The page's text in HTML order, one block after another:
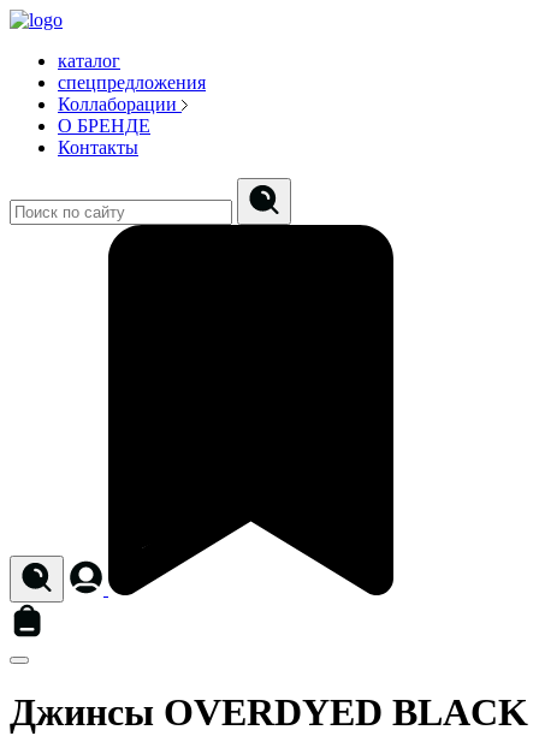
каталог
спецпредложения
Коллаборации
О БРЕНДЕ
Контакты
Джинсы OVERDYED BLACK